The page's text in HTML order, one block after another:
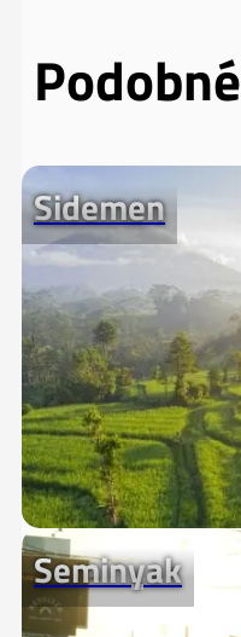
Podobné
Sidemen
Seminyak